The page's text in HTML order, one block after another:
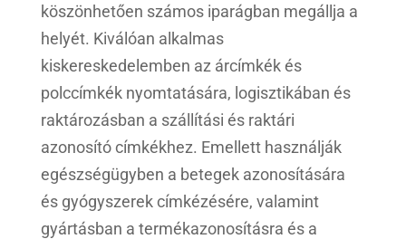
köszönhetően számos iparágban megállja a
helyét. Kiválóan alkalmas
kiskereskedelemben az árcímkék és
polccímkék nyomtatására, logisztikában és
raktározásban a szállítási és raktári
azonosító címkékhez. Emellett használják
egészségügyben a betegek azonosítására
és gyógyszerek címkézésére, valamint
gyártásban a termékazonosításra és a